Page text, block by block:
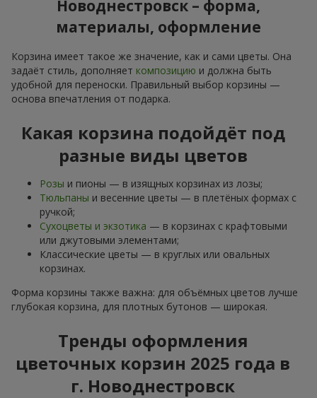
Новоднестровск – форма,
материалы, оформление
Корзина имеет такое же значение, как и сами цветы. Она
задаёт стиль, дополняет композицию и должна быть
удобной для переноски. Правильный выбор корзины —
основа впечатления от подарка.
Какая корзина подойдёт под
разные виды цветов
Розы и пионы — в изящных корзинах из лозы;
Тюльпаны и весенние цветы — в плетёных формах с
ручкой;
Сухоцветы и экзотика — в корзинах с крафтовыми
или джутовыми элементами;
Классические цветы — в круглых или овальных
корзинах.
Форма корзины также важна: для объёмных цветов лучше
глубокая корзина, для плотных бутонов — широкая.
Тренды оформления
цветочных корзин 2025 года в
г. Новоднестровск